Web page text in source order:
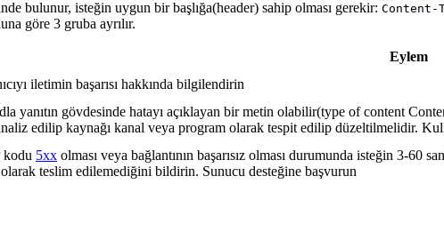
bulunur, isteğin uygun bir başlığa(header) sahip olması gerekir:
göre 3 gruba ayrılır.
Eylem
iletimin başarısı hakkında bilgilendirin
yanıtın gövdesinde hatayı açıklayan bir metin olabilir(type of content
edilip kaynağı kanal veya program olarak tespit edilip düzeltilmelidir.
5xx olması veya bağlantının başarısız olması durumunda isteğin 3-60
teslim edilemediğini bildirin. Sunucu desteğine başvurun